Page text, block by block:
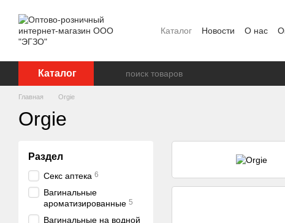
Каталог Новости О нас
Каталог
Главная Orgie
Orgie
Раздел
Секс аптека 6
Вагинальные
ароматизированные 5
Вагинальные на водной